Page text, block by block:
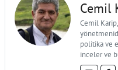
Cemil
Cemil
politika ve
inceler ve